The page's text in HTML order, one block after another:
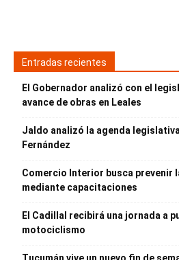
Entradas recientes
El Gobernador analizó con el
avance de obras en Leales
Jaldo analizó la agenda
Fernández
Comercio Interior busca prevenir
mediante capacitaciones
El Cadillal recibirá una jornada a
motociclismo